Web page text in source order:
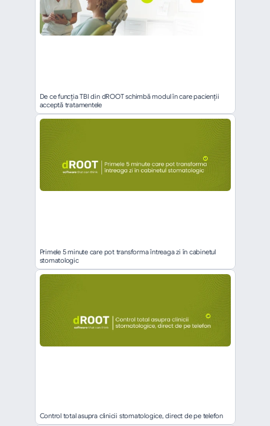
De ce funcția TBI din dROOT schimbă modul în care pacienții
acceptă tratamentele
Primele 5 minute care pot transforma întreaga zi în cabinetul
stomatologic
Control total asupra clinicii stomatologice, direct de pe telefon